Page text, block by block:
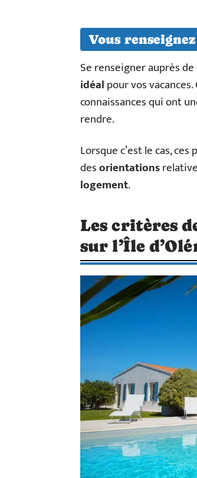
Vous
Se renseigner auprès
idéalpour vos
connaissances qui ont
rendre.
Lorsque c’est le cas,
desorientations
logement.
Les critères
sur l’Île